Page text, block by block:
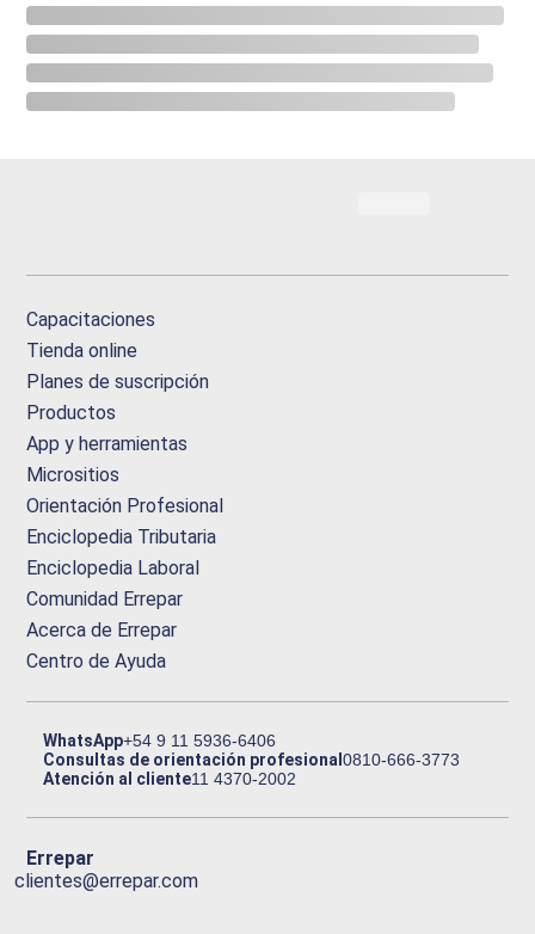
Capacitaciones
Tienda online
Planes de suscripción
Productos
App y herramientas
Micrositios
Orientación Profesional
Enciclopedia Tributaria
Enciclopedia Laboral
Comunidad Errepar
Acerca de Errepar
Centro de Ayuda
WhatsApp+54 9 11 5936-6406
Consultas de orientación profesional0810-666-3773
Atención al cliente11 4370-2002
Errepar
clientes@errepar.com